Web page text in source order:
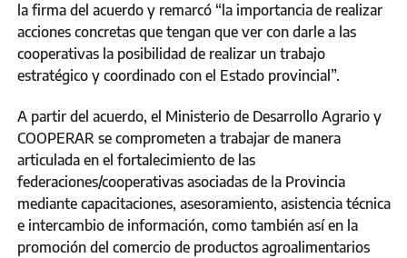
la firma del acuerdo y remarcó “la importancia de realizar
acciones concretas que tengan que ver con darle a las
cooperativas la posibilidad de realizar un trabajo
estratégico y coordinado con el Estado provincial”.
A partir del acuerdo, el Ministerio de Desarrollo Agrario y
COOPERAR se comprometen a trabajar de manera
articulada en el fortalecimiento de las
federaciones/cooperativas asociadas de la Provincia
mediante capacitaciones, asesoramiento, asistencia técnica
e intercambio de información, como también así en la
promoción del comercio de productos agroalimentarios